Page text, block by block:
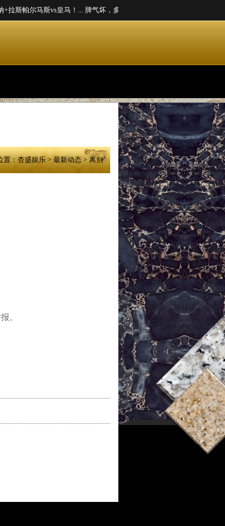
斯帕尔马斯vs皇马！... 脾气坏，多补钙...
置：杏盛娱乐 >最新动态 > 离别
。